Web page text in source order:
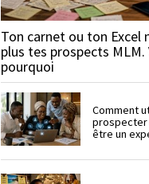
Ton carnet ou ton Excel
plus tes prospects MLM.
pourquoi
Comment
prospecter
être un